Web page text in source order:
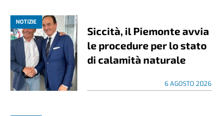
NOTIZIE
Siccità, il Piemonte avvia
le procedure per lo stato
di calamità naturale
6 AGOSTO 2026